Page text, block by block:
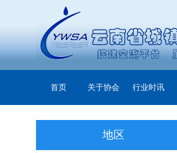
首页 关于协会 行业时讯
地区